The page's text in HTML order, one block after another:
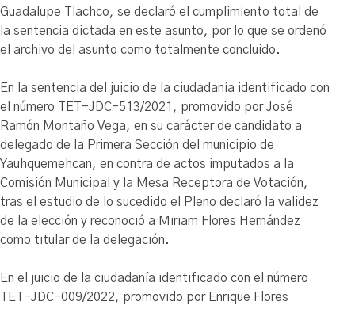
Guadalupe Tlachco, se declaró el cumplimiento total de
la sentencia dictada en este asunto, por lo que se ordenó
el archivo del asunto como totalmente concluido.
En la sentencia del juicio de la ciudadanía identificado con
el número TET-JDC-513/2021, promovido por José
Ramón Montaño Vega, en su carácter de candidato a
delegado de la Primera Sección del municipio de
Yauhquemehcan, en contra de actos imputados a la
Comisión Municipal y la Mesa Receptora de Votación,
tras el estudio de lo sucedido el Pleno declaró la validez
de la elección y reconoció a Miriam Flores Hernández
como titular de la delegación.
En el juicio de la ciudadanía identificado con el número
TET-JDC-009/2022, promovido por Enrique Flores